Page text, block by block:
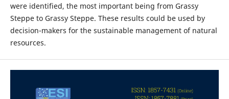
were identified, the most important being from Grassy
Steppe to Grassy Steppe. These results could be used by
decision-makers for the sustainable management of natural
resources.